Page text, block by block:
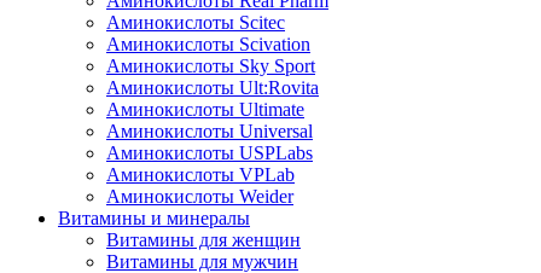
Аминокислоты Scitec
Аминокислоты Scivation
Аминокислоты Sky Sport
Аминокислоты Ult:Rovita
Аминокислоты Ultimate
Аминокислоты Universal
Аминокислоты USPLabs
Аминокислоты VPLab
Аминокислоты Weider
Витамины и минералы
Витамины для женщин
Витамины для мужчин